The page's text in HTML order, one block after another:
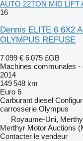
AUTO 22TON MID LIFT
16
Dennis ELITE 6 6X2
OLYMPUS REFUSE
7 099 € 6 075 £GB
Machines communales -
2014
149 548 km
Euro 6
Carburant diesel
carrosserie Olympus
Royaume-Uni,
Merthyr Motor Auctions
Contacter le vendeur